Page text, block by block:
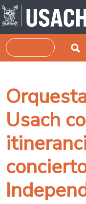
Pasar al contenido
Buscar
Usach